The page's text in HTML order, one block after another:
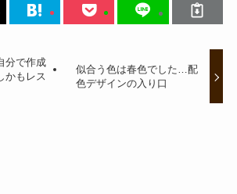
分で作成
かもレス
似合う色は春色でした…配
色デザインの入り口